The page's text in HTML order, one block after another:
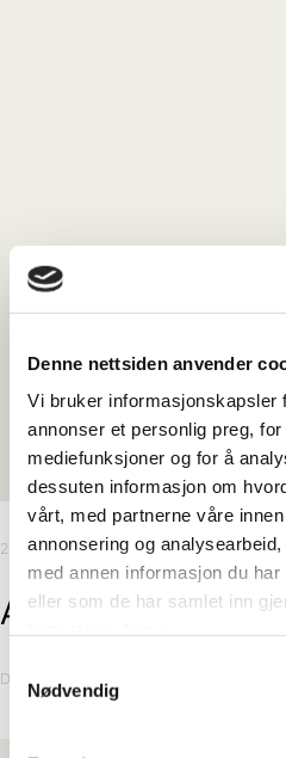
Denne nettsiden anvender
Vi bruker informasjonskapsler
annonser et personlig preg,
mediefunksjoner og for å
dessuten informasjon om
vårt, med partnerne våre
annonsering og
med annen informasjon du
eller som de har samlet inn
Nødvendig
2400 mm
Athen White
Dekorkode: 5091 HG